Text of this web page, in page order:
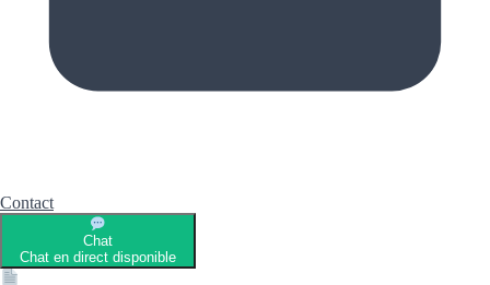
Contact
Chat
Chat en direct disponible